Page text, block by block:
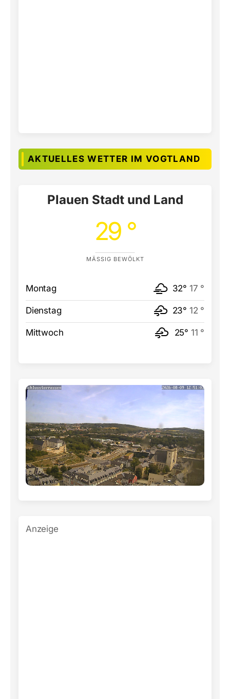
AKTUELLES WETTER IM VOGTLAND
Plauen Stadt und Land
29 °
MÄSSIG BEWÖLKT
Montag 32° 17 °
Dienstag 23° 12 °
Mittwoch 25° 11 °
Anzeige